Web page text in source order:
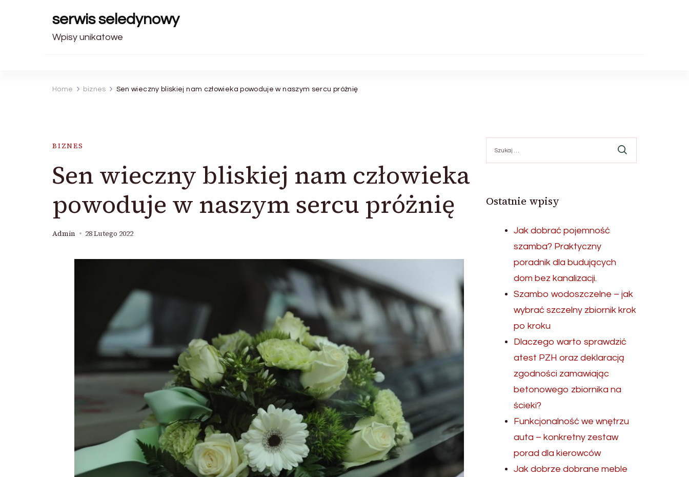
serwis seledynowy
Wpisy unikatowe
Home biznes Sen wieczny bliskiej nam człowieka powoduje w naszym sercu próżnię
BIZNES
Sen wieczny bliskiej nam człowieka
powoduje w naszym sercu próżnię
Admin 28 Lutego 2022
Ostatnie wpisy
Jak dobrać pojemność
szamba? Praktyczny
poradnik dla budujących
dom bez kanalizacji.
Szambo wodoszczelne – jak
wybrać szczelny zbiornik krok
po kroku
Dlaczego warto sprawdzić
atest PZH oraz deklaracją
zgodności zamawiając
betonowego zbiornika na
ścieki?
Funkcjonalność we wnętrzu
auta – konkretny zestaw
porad dla kierowców
Jak dobrze dobrane meble